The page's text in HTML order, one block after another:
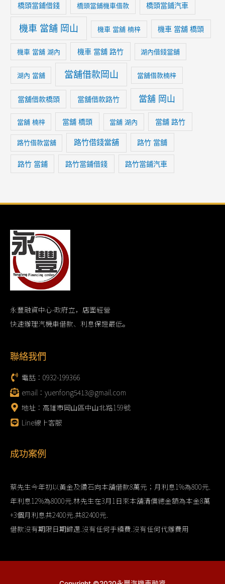
橋頭當鋪借錢 橋頭當鋪機車借款 橋頭當鋪汽車
機車 當舖 岡山 機車 當舖 楠梓 機車 當舖 橋頭
機車 當舖 湖內 機車 當舖 路竹 湖內借錢當舖
湖內 當舖 當舖借款岡山 當舖借款楠梓
當舖借款橋頭 當舖借款路竹 當舖 岡山
當舖 楠梓 當舖 橋頭 當舖 湖內 當舖 路竹
路竹借款當舖 路竹借錢當舖 路竹 當舖
路竹 當鋪 路竹當鋪借錢 路竹當鋪汽車
永豐融資中心-政府立，店面經營
快速辦理汽機車借款、利息保證最低。
聯絡我們
電話：0932-199366
email：yuenfong5413@gmail.com
地址：高雄市岡山區中山北路159號
Line線上客服
成功案例
蔡先生今年初以黃金及鑽石向本舖借款8萬元；月利息1%為800元.
年利息12%為8000元.林先生在3月1日來本舖清償總金額為本金8萬
+3個月利息共2400元.共82400元.
借款沒有期限日期歸還.沒有任何手續費.沒有任何代辦費用